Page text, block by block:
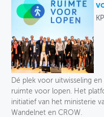
Dé plek voor uitwisseling
ruimte voor lopen. Het
initiatief van het ministerie
Wandelnet en CROW.